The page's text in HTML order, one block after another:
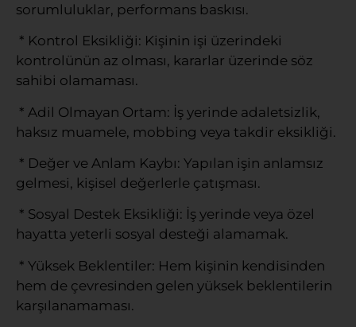
sorumluluklar, performans baskısı.
* Kontrol Eksikliği: Kişinin işi üzerindeki
kontrolünün az olması, kararlar üzerinde söz
sahibi olamaması.
* Adil Olmayan Ortam: İş yerinde adaletsizlik,
haksız muamele, mobbing veya takdir eksikliği.
* Değer ve Anlam Kaybı: Yapılan işin anlamsız
gelmesi, kişisel değerlerle çatışması.
* Sosyal Destek Eksikliği: İş yerinde veya özel
hayatta yeterli sosyal desteği alamamak.
* Yüksek Beklentiler: Hem kişinin kendisinden
hem de çevresinden gelen yüksek beklentilerin
karşılanamaması.